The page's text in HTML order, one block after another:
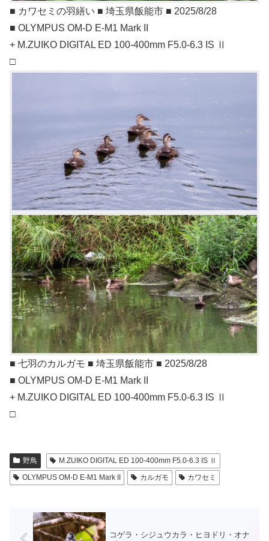
■ カワセミの羽繕い ■ 埼玉県飯能市 ■ 2025/8/28
■ OLYMPUS OM-D E-M1 Mark II
+ M.ZUIKO DIGITAL ED 100-400mm F5.0-6.3 IS Ⅱ
□
■ 七羽のカルガモ ■ 埼玉県飯能市 ■ 2025/8/28
■ OLYMPUS OM-D E-M1 Mark II
+ M.ZUIKO DIGITAL ED 100-400mm F5.0-6.3 IS Ⅱ
□
野鳥
M.ZUIKO DIGITAL ED 100-400mm F5.0-6.3 IS Ⅱ
OLYMPUS OM-D E-M1 Mark II
カルガモ カワセミ
コゲラ・シジュウカラ・ヒヨドリ・オナ